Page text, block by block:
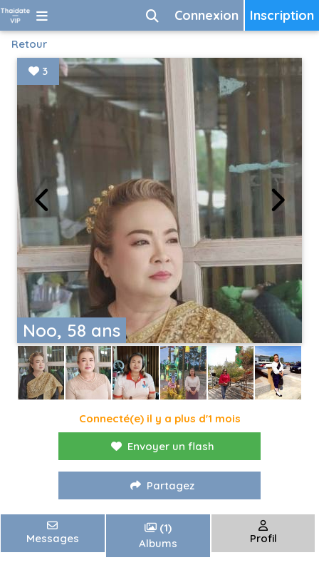
Inscription
Connexion
Retour
Noo, 58 ans
3
Connecté(e) il y a plus d'1 mois
Envoyer un flash
Partagez
Messages
(1)
Albums
Profil